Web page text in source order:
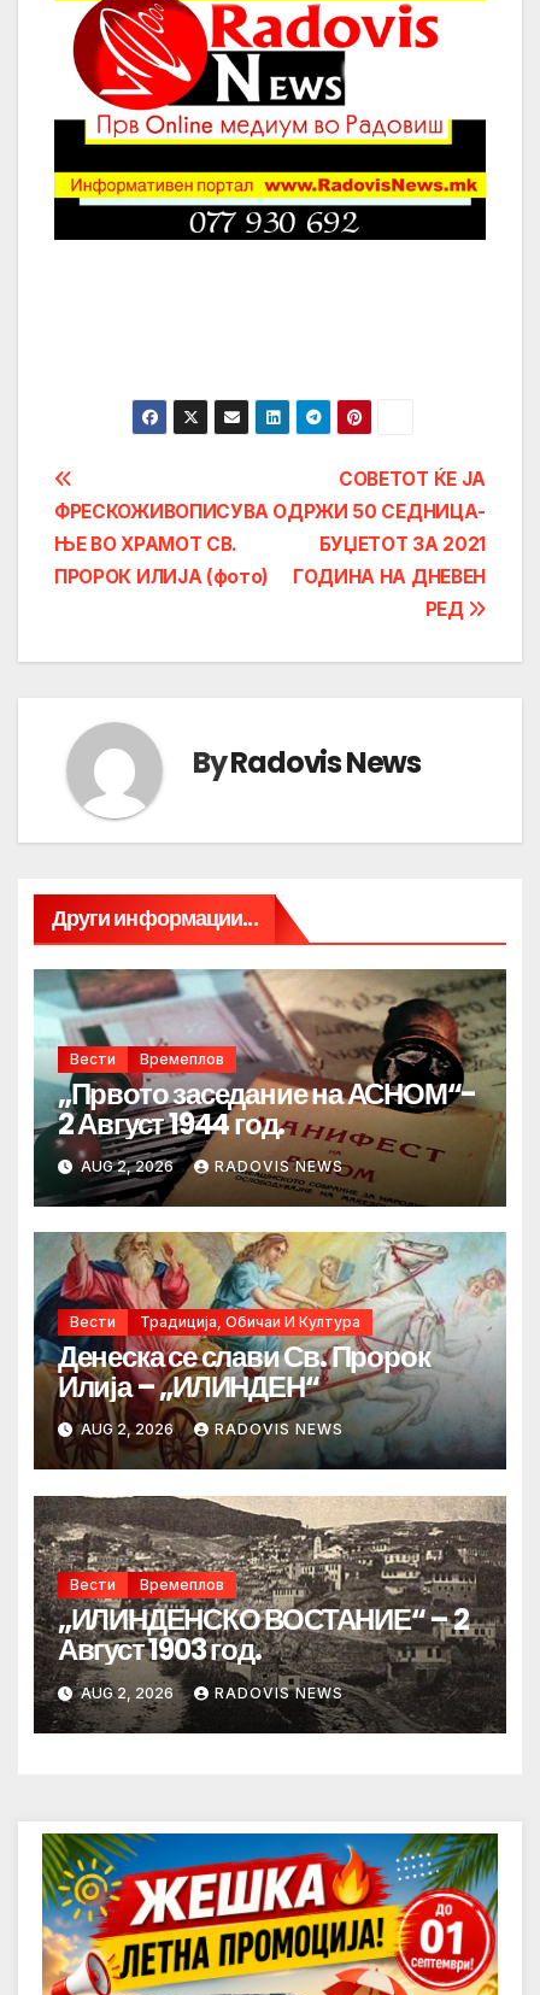
Post
navigation
СОВЕТОТ ЌЕ ЈА
ОДРЖИ 50 СЕДНИЦА-
БУЏЕТОТ ЗА 2021
ГОДИНА НА ДНЕВЕН
РЕД
ФРЕСКОЖИВОПИСУВА
ЊЕ ВО ХРАМОТ СВ.
ПРОРОК ИЛИЈА (фото)
ByRadovis News
Други информации...
Вести Времеплов
„Првото заседание на АСНОМ“-
2 Август 1944 год.
AUG 2, 2026 RADOVIS NEWS
Вести Традиција, Обичаи И Култура
Денеска се слави Св. Пророк
Илија – „ИЛИНДЕН“
AUG 2, 2026 RADOVIS NEWS
Вести Времеплов
„ИЛИНДЕНСКО ВОСТАНИЕ“ – 2
Август 1903 год.
AUG 2, 2026 RADOVIS NEWS